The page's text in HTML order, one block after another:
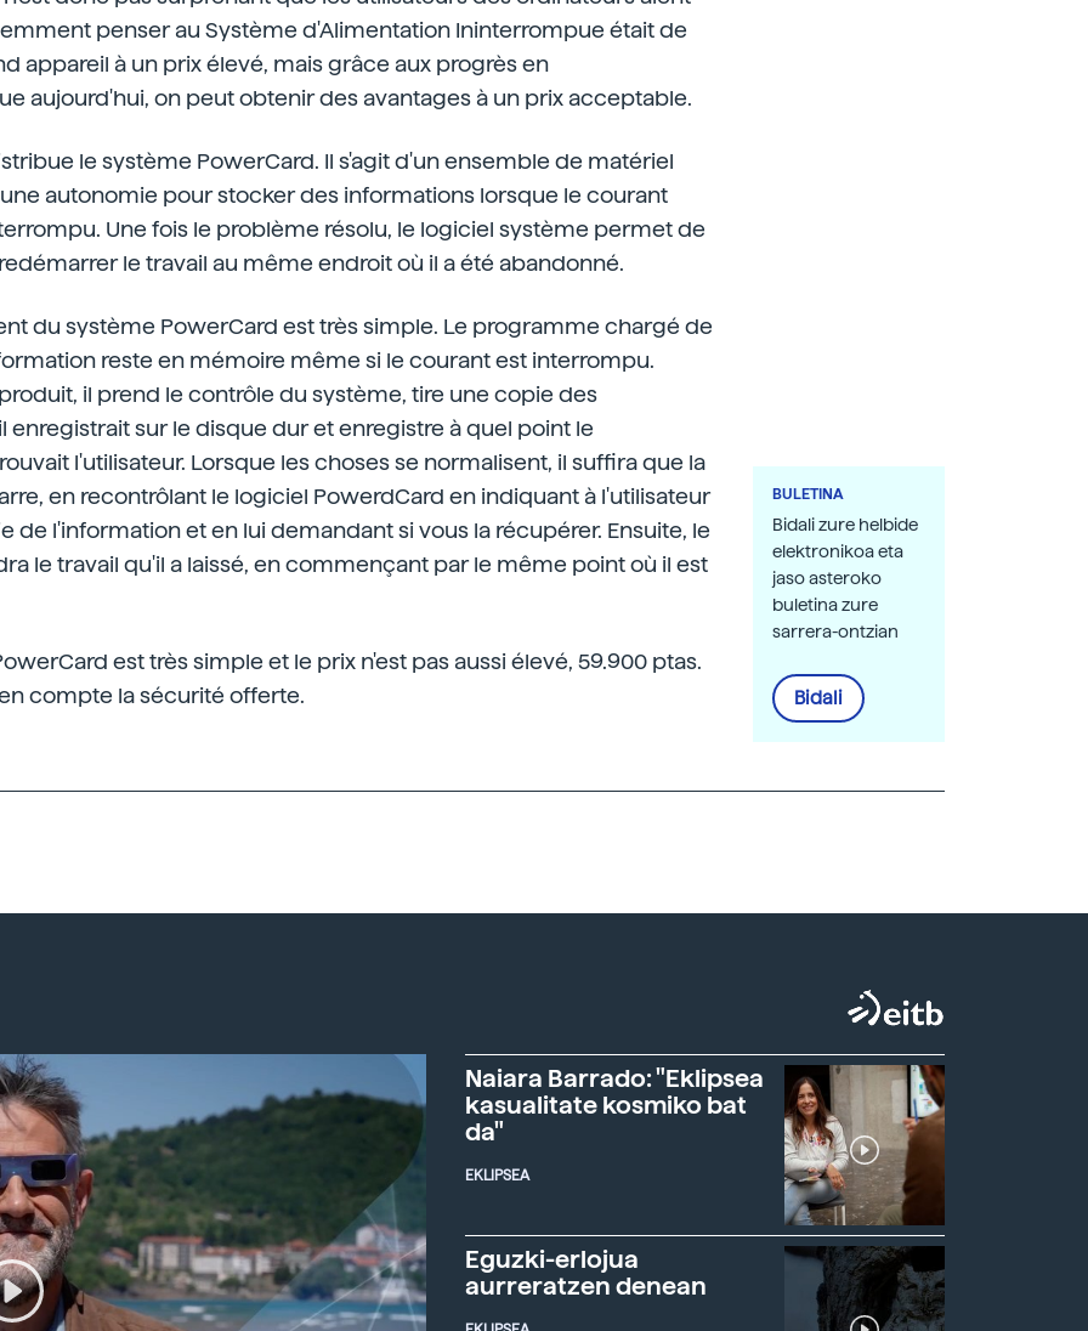
penser au Système d'Alimentation Ininterrompue était de
appareil à un prix élevé, mais grâce aux progrès en
aujourd'hui, on peut obtenir des avantages à un prix acceptable.
le système PowerCard. Il s'agit d'un ensemble de matériel
autonomie pour stocker des informations lorsque le courant
Une fois le problème résolu, le logiciel système permet de
le travail au même endroit où il a été abandonné.
du système PowerCard est très simple. Le programme chargé de
reste en mémoire même si le courant est interrompu.
il prend le contrôle du système, tire une copie des
enregistrait sur le disque dur et enregistre à quel point le
l'utilisateur. Lorsque les choses se normalisent, il suffira que la
en recontrôlant le logiciel PowerdCard en indiquant à l'utilisateur
de l'information et en lui demandant si vous la récupérer. Ensuite, le
le travail qu'il a laissé, en commençant par le même point où il est
est très simple et le prix n'est pas aussi élevé, 59.900 ptas.
compte la sécurité offerte.
BULETINA
Bidali zure helbide
elektronikoa eta
jaso asteroko
buletina zure
sarrera-ontzian
Bidali
Naiara Barrado: "Eklipsea
kasualitate kosmiko bat
da"
EKLIPSEA
Eguzki-erlojua
aurreratzen denean